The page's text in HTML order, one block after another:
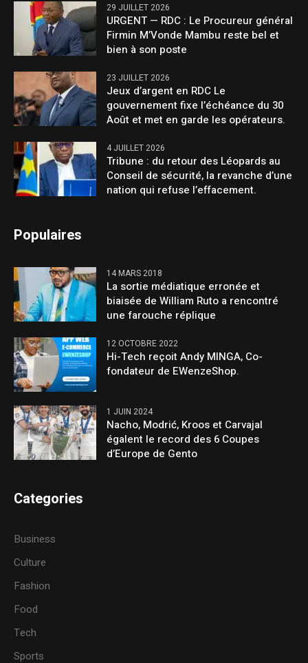
29 JUILLET 2026
URGENT — RDC : Le Procureur général
Firmin M’Vonde Mambu reste bel et
bien à son poste
23 JUILLET 2026
Jeux d’argent en RDC Le
gouvernement fixe l’échéance du 30
Août et met en garde les opérateurs.
4 JUILLET 2026
Tribune : du retour des Léopards au
Conseil de sécurité, la revanche d’une
nation qui refuse l’effacement.
Populaires
14 MARS 2018
La sortie médiatique erronée et
biaisée de William Ruto a rencontré
une farouche réplique
12 OCTOBRE 2022
Hi-Tech reçoit Andy MINGA, Co-
fondateur de EWenzeShop.
1 JUIN 2024
Nacho, Modrić, Kroos et Carvajal
égalent le record des 6 Coupes
d’Europe de Gento
Categories
Business
Culture
Fashion
Food
Tech
Sports